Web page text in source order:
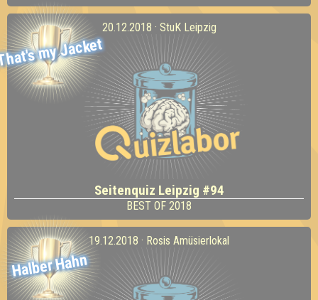
my Jacket
20.12.2018 · StuK Leipzig
Seitenquiz Leipzig #94
BEST OF 2018
Halber Hahn
19.12.2018 · Rosis Amüsierlokal